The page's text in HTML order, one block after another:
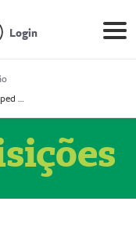
Login
Prestador Oncoped Serviços Médicos (51004335-0)